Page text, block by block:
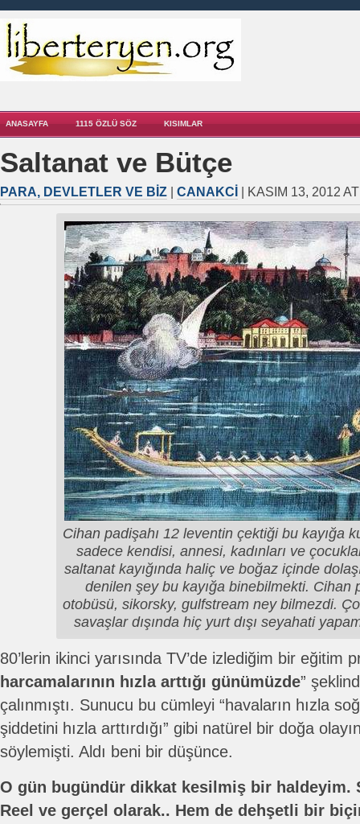
ANASAYFA 1115 ÖZLÜ SÖZ KISIMLAR
Saltanat ve Bütçe
PARA, DEVLETLER VE BIZ | CANAKCI | KASIM 13, 2012
Cihan padişahı 12 leventin çektiği bu kayığa
sadece kendisi, annesi, kadınları ve
saltanat kayığında haliç ve boğaz içinde
denilen şey bu kayığa binebilmekti. Cihan
otobüsü, sikorsky, gulfstream ney bilmezdi.
savaşlar dışında hiç yurt dışı seyahati
80’lerin ikinci yarısında TV’de izlediğim bir eğitim
harcamalarının hızla arttığı günümüzde”
çalınmıştı. Sunucu bu cümleyi “havaların hızla
şiddetini hızla arttırdığı” gibi natürel bir doğa
söylemişti. Aldı beni bir düşünce.
O gün bugündür dikkat kesilmiş bir haldeyim.
Reel ve gerçel olarak.. Hem de dehşetli bir